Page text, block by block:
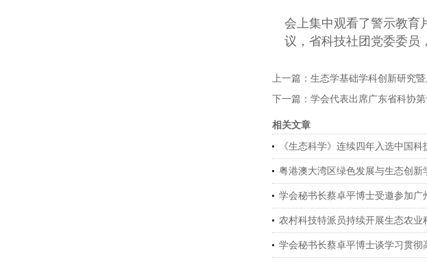
会上集中观看了警示教育
议，省科技社团党委委员
上一篇： 生态学基础学科创新研究
下一篇： 学会代表出席广东省科协
相关文章
《生态科学》连续四年入选中国科
粤港澳大湾区绿色发展与生态创
学会秘书长蔡卓平博士受邀参加广
农村科技特派员持续开展生态农业
学会秘书长蔡卓平博士谈学习贯彻